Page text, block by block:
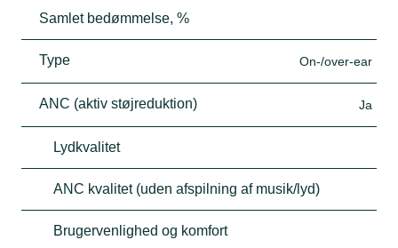
Samlet bedømmelse, %
Type On-/over-ear
ANC (aktiv støjreduktion) Ja
Lydkvalitet
ANC kvalitet (uden afspilning af musik/lyd)
Brugervenlighed og komfort